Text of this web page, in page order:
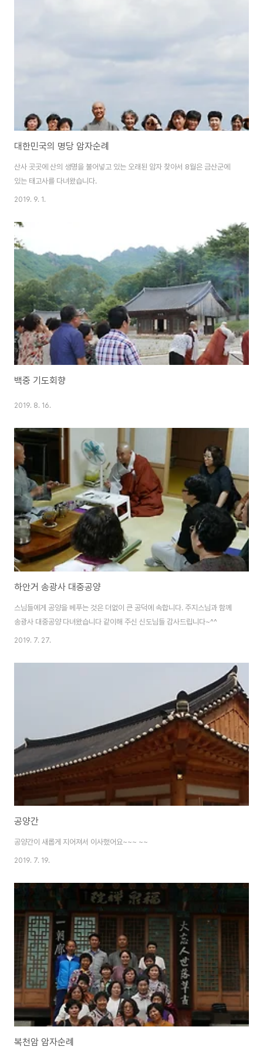
대한민국의 명당 암자순례
산사 곳곳에 산의 생명을 불어넣고 있는 오래된 암자 찾아서 8월은 금산군에
있는 태고사를 다녀왔습니다.
2019. 9. 1.
백중 기도회향
2019. 8. 16.
하안거 송광사 대중공양
스님들에게 공양을 베푸는 것은 더없이 큰 공덕에 속합니다. 주지스님과 함께
송광사 대중공양 다녀왔습니다 같이해 주신 신도님들 감사드립니다~^^
2019. 7. 27.
공양간
공양간이 새롭게 지어져서 이사했어요~~~ ~~
2019. 7. 19.
복천암 암자순례